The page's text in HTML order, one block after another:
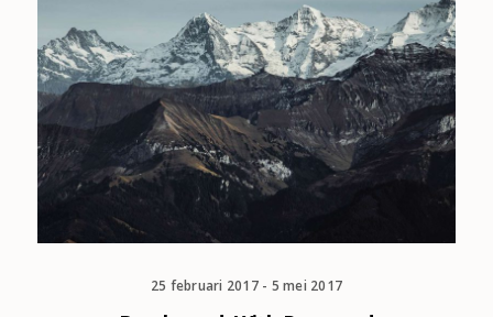
25 februari 2017 - 5 mei 2017